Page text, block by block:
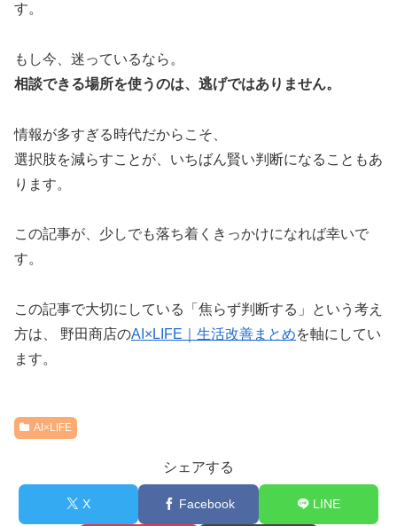
す。
もし今、迷っているなら。
相談できる場所を使うのは、逃げではありません。
情報が多すぎる時代だからこそ、
選択肢を減らすことが、いちばん賢い判断になることもあ
ります。
この記事が、少しでも落ち着くきっかけになれば幸いで
す。
この記事で大切にしている「焦らず判断する」という考え
方は、 野田商店のAI×LIFE｜生活改善まとめを軸にしてい
ます。
AI×LIFE
シェアする
X Facebook LINE